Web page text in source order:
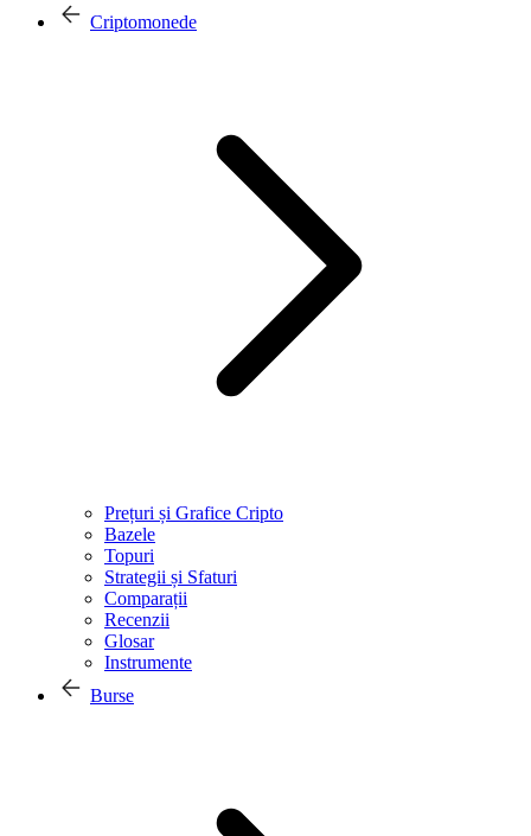
Criptomonede
Prețuri și Grafice Cripto
Bazele
Topuri
Strategii și Sfaturi
Comparații
Recenzii
Glosar
Instrumente
Burse